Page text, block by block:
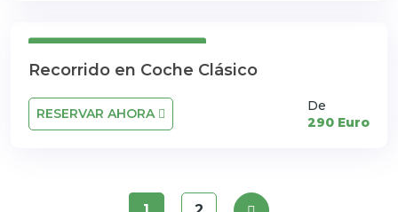
Recorrido en Coche Clásico
RESERVAR AHORA
De
290 Euro